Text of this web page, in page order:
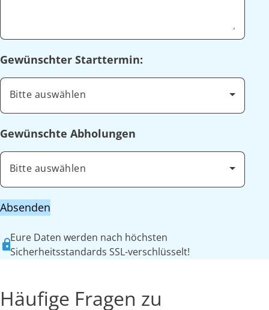
Gewünschter Starttermin:
Bitte auswählen
Gewünschte Abholungen
Bitte auswählen
Absenden
Eure Daten werden nach höchsten
Sicherheitsstandards SSL-verschlüsselt!
Häufige Fragen zu